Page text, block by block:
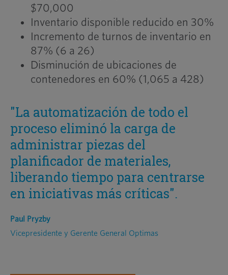
$70,000
Inventario disponible reducido en 30%
Incremento de turnos de inventario en
87% (6 a 26)
Disminución de ubicaciones de
contenedores en 60% (1,065 a 428)
"La automatización de todo el
proceso eliminó la carga de
administrar piezas del
planificador de materiales,
liberando tiempo para centrarse
en iniciativas más críticas".
Paul Pryzby
Vicepresidente y Gerente General Optimas